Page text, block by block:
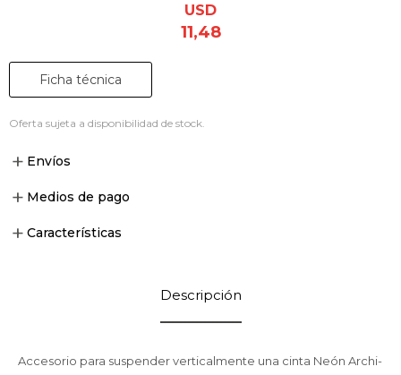
USD
11,48
Ficha técnica
Oferta sujeta a disponibilidad de stock.
Envíos
Medios de pago
Características
Descripción
Accesorio para suspender verticalmente una cinta Neón Archi-